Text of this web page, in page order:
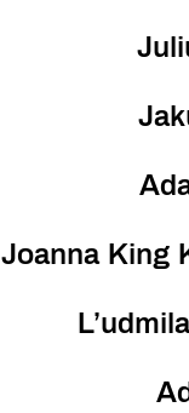
Joanna King